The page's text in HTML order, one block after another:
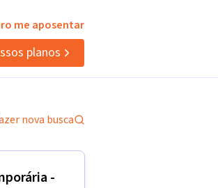
me aposentar
planos
nova busca
-